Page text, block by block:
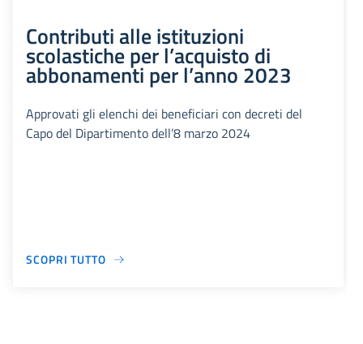
Contributi alle istituzioni
scolastiche per l’acquisto di
abbonamenti per l’anno 2023
Approvati gli elenchi dei beneficiari con decreti del
Capo del Dipartimento dell’8 marzo 2024
SCOPRI TUTTO